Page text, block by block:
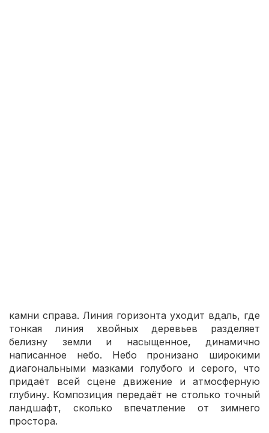
камни справа. Линия горизонта уходит вдаль, где
тонкая линия хвойных деревьев разделяет
белизну земли и насыщенное, динамично
написанное небо. Небо пронизано широкими
диагональными мазками голубого и серого, что
придаёт всей сцене движение и атмосферную
глубину. Композиция передаёт не столько точный
ландшафт, сколько впечатление от зимнего
простора.